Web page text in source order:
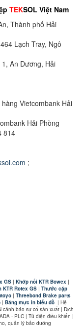
TEKSOL Việt Nam
Thành phố Hải
Lạch Tray, Ngô
An Dương, Hải
Vietcombank Hải
Hải Phòng
814
;
GS |Khớp nối KTR Bowex |
KTR Rotex GS |Thước cặp
|Threebond Brake parts
|Băng mực in biểu đồ | Hệ
cảnh báo sự cố sản xuất | Dịch
- PLC | Tủ điện điều khiển |
quản lý bảo dưỡng